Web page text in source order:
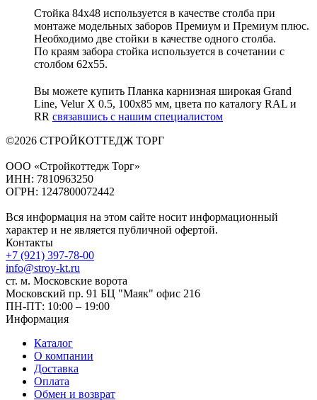
Стойка 84х48 используется в качестве столба при
монтаже модельных заборов Премиум и Премиум плюс.
Необходимо две стойки в качестве одного столба.
По краям забора стойка используется в сочетании с
столбом 62х55.
Вы можете купить Планка карнизная широкая Grand
Line, Velur X 0.5, 100х85 мм, цвета по каталогу RAL и
RR связавшись с нашим специалистом
©2026 СТРОЙКОТТЕДЖ ТОРГ
ООО «Стройкоттедж Торг»
ИНН: 7810963250
ОГРН: 1247800072442
Вся информация на этом сайте носит информационный
характер и не является публичной офертой.
Контакты
+7 (921) 397-78-00
info@stroy-kt.ru
ст. м. Московские ворота
Московский пр. 91 БЦ "Маяк" офис 216
ПН-ПТ: 10:00 – 19:00
Информация
Каталог
О компании
Доставка
Оплата
Обмен и возврат